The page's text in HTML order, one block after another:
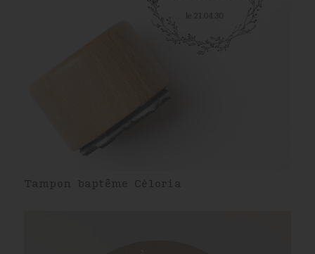
Tampon baptême Céloria